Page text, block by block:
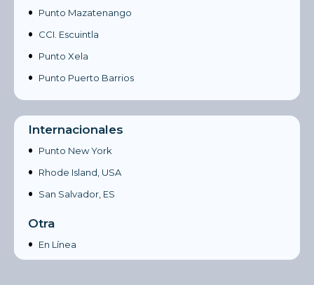
• Punto Mazatenango
• CCI. Escuintla
• Punto Xela
• Punto Puerto Barrios
Internacionales
• Punto New York
• Rhode Island, USA
• San Salvador, ES
Otra
• En Línea